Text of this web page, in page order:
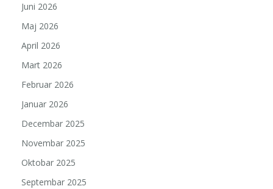
Juni 2026
Maj 2026
April 2026
Mart 2026
Februar 2026
Januar 2026
Decembar 2025
Novembar 2025
Oktobar 2025
Septembar 2025